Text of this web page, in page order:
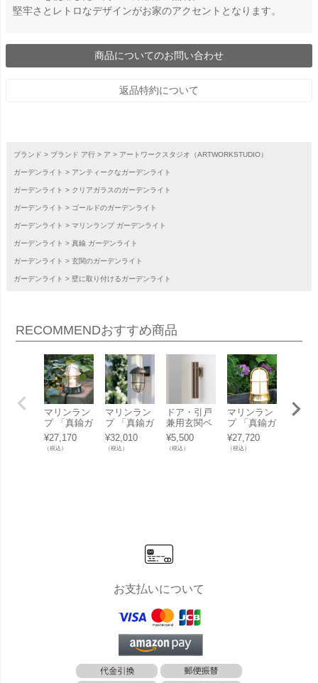
堅牢さとレトロなデザインがお家のアクセントとなります。
商品についてのお問い合わせ
返品特約について
ブランド ブランド ア行 ア アートワークスタジオ（ARTWORKSTUDIO）
ガーデンライト アンティークなガーデンライト
ガーデンライト クリアガラスのガーデンライト
ガーデンライト ゴールドのガーデンライト
ガーデンライト マリンランプ ガーデンライト
ガーデンライト 真鍮 ガーデンライト
ガーデンライト 玄関のガーデンライト
ガーデンライト 壁に取り付けるガーデンライト
RECOMMENDおすすめ商品
マリンラン
プ 「真鍮ガ
ーデンライ
ト BH1000
クリアガラ
¥27,170
（税込）
マリンラン
プ 「真鍮ガ
ーデンライ
ト BR5000
クリアガラ
¥32,010
（税込）
ドア・引戸
兼用玄関ベ
ル 「Timbre
Door Chime
ドアチャイ
¥5,500
（税込）
マリンラン
プ 「真鍮ガ
ーデンライ
ト BH1000
くもりガラ
¥27,720
（税込）
マリ
お支払いについて